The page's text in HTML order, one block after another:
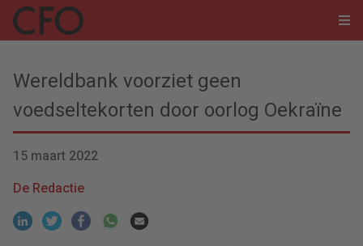
Wereldbank voorziet geen
voedseltekorten door oorlog Oekraïne
15 maart 2022
De Redactie